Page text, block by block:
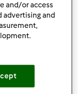
nowy przepis
and/or access
advertising and